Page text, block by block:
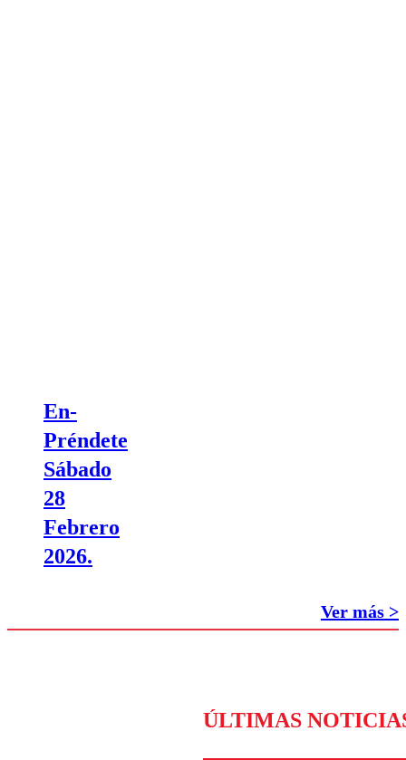
En-
Préndete
Sábado
28
Febrero
2026.
Ver más >
ÚLTIMAS